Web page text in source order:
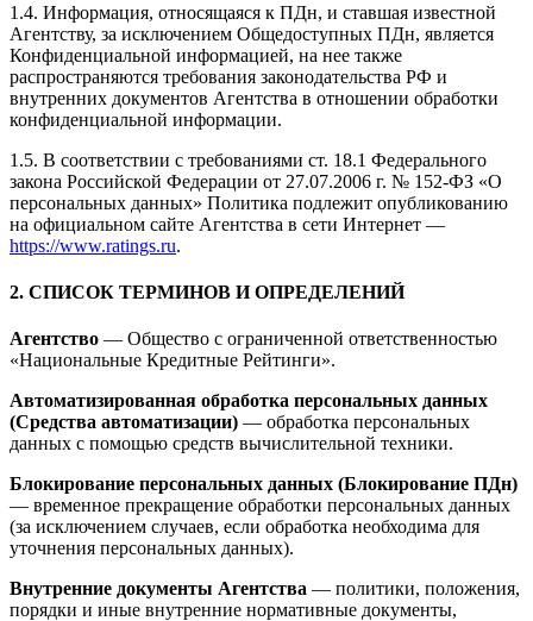
1.4. Информация, относящаяся к ПДн, и ставшая известной
Агентству, за исключением Общедоступных ПДн, является
Конфиденциальной информацией, на нее также
распространяются требования законодательства РФ и
внутренних документов Агентства в отношении обработки
конфиденциальной информации.
1.5. В соответствии с требованиями ст. 18.1 Федерального
закона Российской Федерации от 27.07.2006 г. № 152-ФЗ «О
персональных данных» Политика подлежит опубликованию
на официальном сайте Агентства в сети Интернет —
https://www.ratings.ru.
2. СПИСОК ТЕРМИНОВ И ОПРЕДЕЛЕНИЙ
Агентство — Общество с ограниченной ответственностью
«Национальные Кредитные Рейтинги».
Автоматизированная обработка персональных данных
(Средства автоматизации) — обработка персональных
данных с помощью средств вычислительной техники.
Блокирование персональных данных (Блокирование ПДн)
— временное прекращение обработки персональных данных
(за исключением случаев, если обработка необходима для
уточнения персональных данных).
Внутренние документы Агентства — политики, положения,
порядки и иные внутренние нормативные документы,